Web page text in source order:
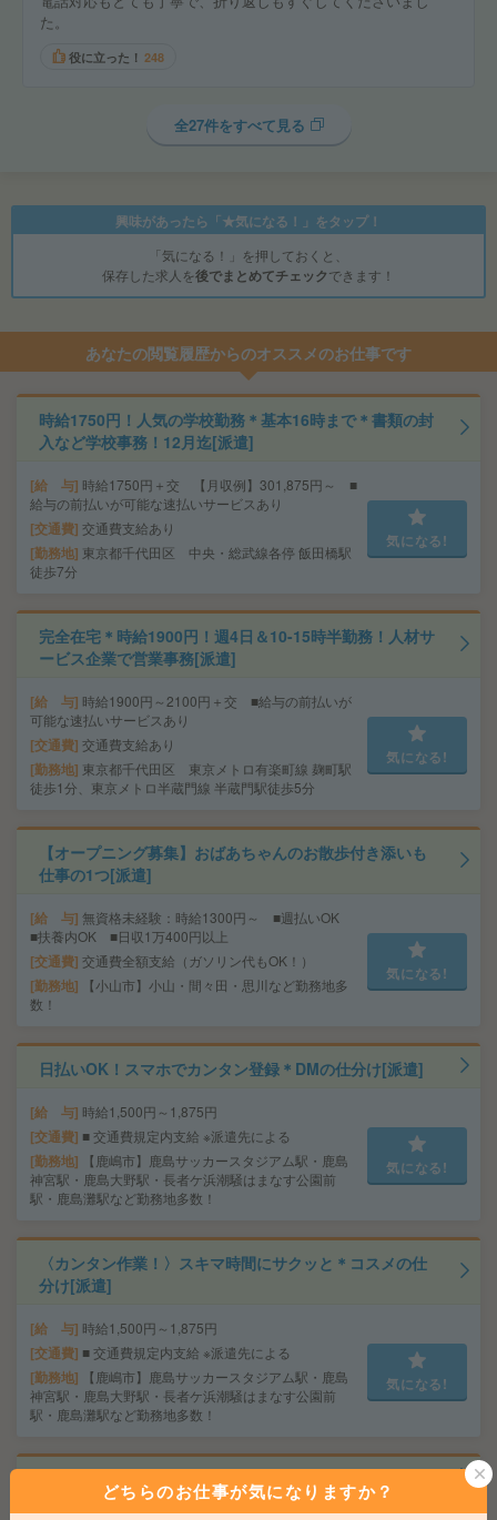
た。
役に立った！ 248
全27件をすべて見る
興味があったら「★気になる！」をタップ！
「気になる！」を押しておくと、
保存した求人を後でまとめてチェックできます！
あなたの閲覧履歴からのオススメのお仕事です
時給1750円！人気の学校勤務＊基本16時まで＊書類の封
入など学校事務！12月迄[派遣]
給 与 時給1750円＋交 【月収例】301,875円～ ■
給与の前払いが可能な速払いサービスあり
交通費 交通費支給あり
勤務地 東京都千代田区 中央・総武線各停 飯田橋駅
徒歩7分
気になる!
完全在宅＊時給1900円！週4日＆10-15時半勤務！人材サ
ービス企業で営業事務[派遣]
給 与 時給1900円～2100円＋交 ■給与の前払いが
可能な速払いサービスあり
交通費 交通費支給あり
勤務地 東京都千代田区 東京メトロ有楽町線 麹町駅
徒歩1分、東京メトロ半蔵門線 半蔵門駅徒歩5分
気になる!
【オープニング募集】おばあちゃんのお散歩付き添いも
仕事の1つ[派遣]
給 与 無資格未経験：時給1300円～ ■週払いOK
■扶養内OK ■日収1万400円以上
交通費 交通費全額支給（ガソリン代もOK！）
勤務地
【小山市】小山・間々田・思川など勤務地多
数！
気になる!
日払いOK！スマホでカンタン登録＊DMの仕分け[派遣]
給 与 時給1,500円～1,875円
交通費 ■ 交通費規定内支給 ※派遣先による
勤務地
【鹿嶋市】鹿島サッカースタジアム駅・鹿島
神宮駅・鹿島大野駅・長者ケ浜潮騒はまなす公園前
駅・鹿島灘駅など勤務地多数！
気になる!
〈カンタン作業！〉スキマ時間にサクッと＊コスメの仕
分け[派遣]
給 与 時給1,500円～1,875円
交通費 ■ 交通費規定内支給 ※派遣先による
勤務地
【鹿嶋市】鹿島サッカースタジアム駅・鹿島
神宮駅・鹿島大野駅・長者ケ浜潮騒はまなす公園前
駅・鹿島灘駅など勤務地多数！
気になる!
＼来社不要／単発1日OK＊文房具の仕分け[派遣]
どちらのお仕事が気になりますか？